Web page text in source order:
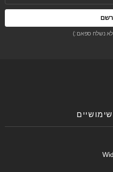
לא נשלח ספאם :)